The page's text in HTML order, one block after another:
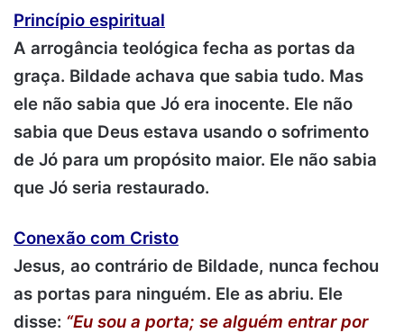
Princípio espiritual
A arrogância teológica fecha as portas da
graça. Bildade achava que sabia tudo. Mas
ele não sabia que Jó era inocente. Ele não
sabia que Deus estava usando o sofrimento
de Jó para um propósito maior. Ele não sabia
que Jó seria restaurado.
Conexão com Cristo
Jesus, ao contrário de Bildade, nunca fechou
as portas para ninguém. Ele as abriu. Ele
disse: “Eu sou a porta; se alguém entrar por